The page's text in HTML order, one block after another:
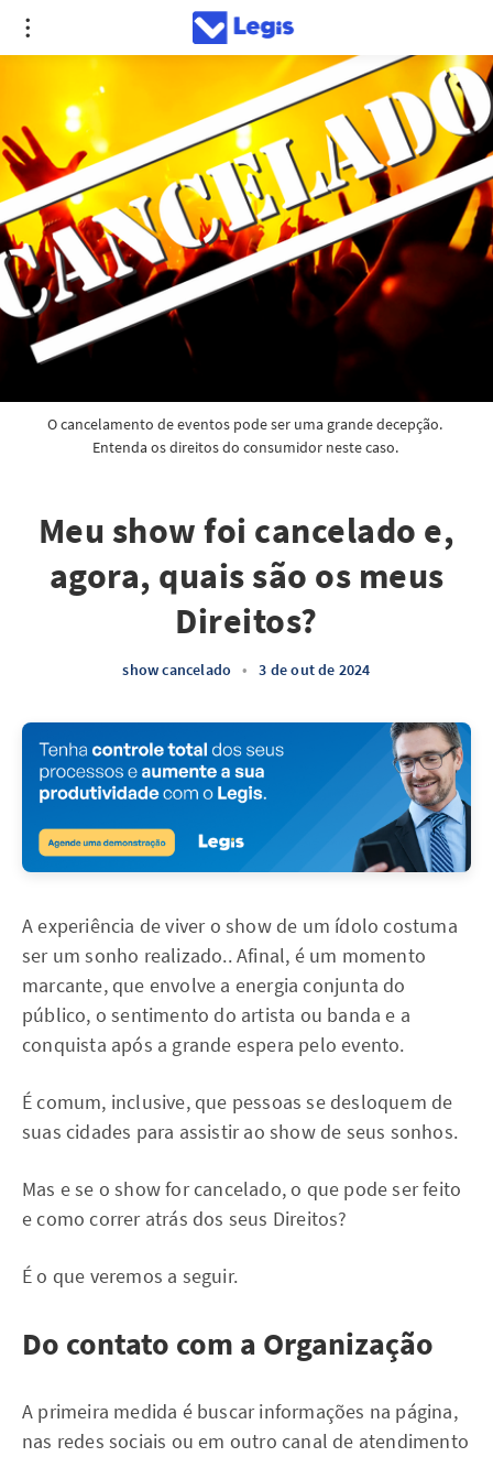
O cancelamento de eventos pode ser uma grande decepção.
Entenda os direitos do consumidor neste caso.
Meu show foi cancelado e,
agora, quais são os meus
Direitos?
show cancelado • 3 de out de 2024
A experiência de viver o show de um ídolo costuma
ser um sonho realizado.. Afinal, é um momento
marcante, que envolve a energia conjunta do
público, o sentimento do artista ou banda e a
conquista após a grande espera pelo evento.
É comum, inclusive, que pessoas se desloquem de
suas cidades para assistir ao show de seus sonhos.
Mas e se o show for cancelado, o que pode ser feito
e como correr atrás dos seus Direitos?
É o que veremos a seguir.
Do contato com a Organização
A primeira medida é buscar informações na página,
nas redes sociais ou em outro canal de atendimento